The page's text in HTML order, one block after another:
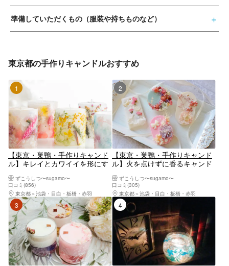
準備していただくもの（服装や持ちものなど）
東京都の手作りキャンドルおすすめ
【東京・巣鴨・手作りキャンド
ル】キレイとカワイイを形にす
（1個）※平日割引対象
ずこうしつ〜sugamo〜
口コミ(856)
東京都
池袋・目白・板橋・赤羽
2位
【東京・巣鴨・手作りキャンド
ル】火を点けずに香るキャンド
サシェ(2個)
ずこうしつ〜sugamo〜
口コミ(305)
東京都
池袋・目白・板橋・赤羽
3位